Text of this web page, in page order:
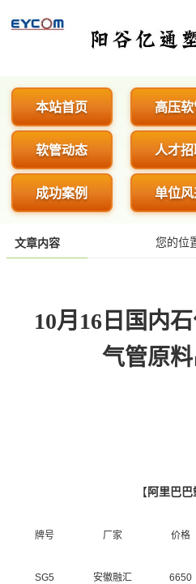
阳谷亿通塑胶有
本站首页 高压
软管动态 人才
成功案例 单位
文章内容 您的位
10月16日国内
气管原
【阿里巴巴
牌号 厂家 价格
SG5 安徽融汇 6650